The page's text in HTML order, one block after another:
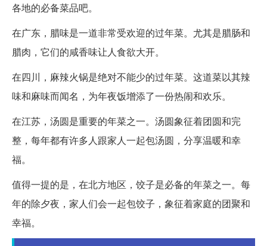
各地的必备菜品吧。
在广东，腊味是一道非常受欢迎的过年菜。尤其是腊肠和
腊肉，它们的咸香味让人食欲大开。
在四川，麻辣火锅是绝对不能少的过年菜。这道菜以其辣
味和麻味而闻名，为年夜饭增添了一份热闹和欢乐。
在江苏，汤圆是重要的年菜之一。汤圆象征着团圆和完
整，每年都有许多人跟家人一起包汤圆，分享温暖和幸
福。
值得一提的是，在北方地区，饺子是必备的年菜之一。每
年的除夕夜，家人们会一起包饺子，象征着家庭的团聚和
幸福。